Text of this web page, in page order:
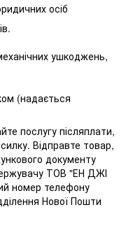
осіб
ушкоджень,
(надається
послугу післяплати,
Відправте товар,
документу
ТОВ "ЕН ДЖІ
номер телефону
Нової Пошти